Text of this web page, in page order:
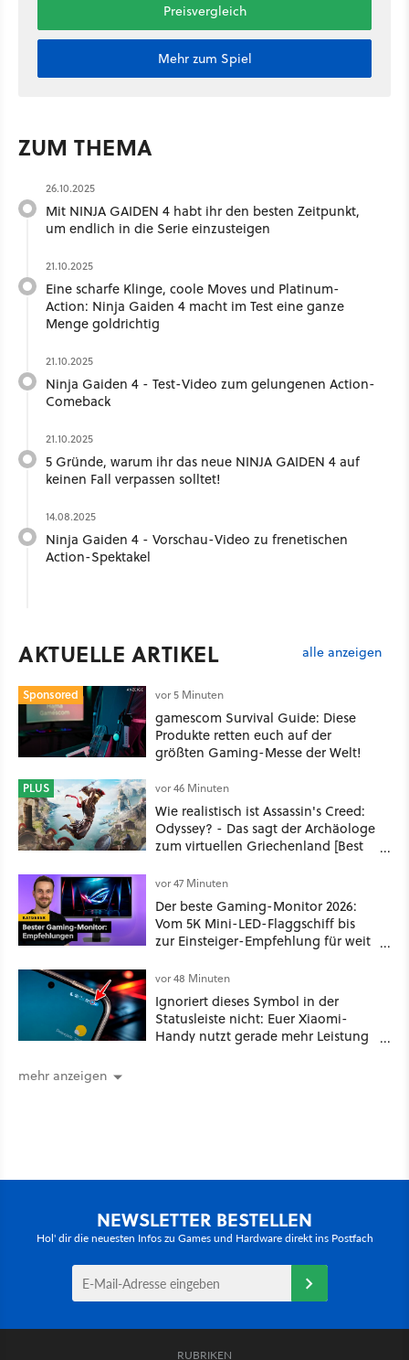
Preisvergleich
Mehr zum Spiel
ZUM THEMA
26.10.2025
Mit NINJA GAIDEN 4 habt ihr den besten Zeitpunkt,
um endlich in die Serie einzusteigen
21.10.2025
Eine scharfe Klinge, coole Moves und Platinum-
Action: Ninja Gaiden 4 macht im Test eine ganze
Menge goldrichtig
21.10.2025
Ninja Gaiden 4 - Test-Video zum gelungenen Action-
Comeback
21.10.2025
5 Gründe, warum ihr das neue NINJA GAIDEN 4 auf
keinen Fall verpassen solltet!
14.08.2025
Ninja Gaiden 4 - Vorschau-Video zu frenetischen
Action-Spektakel
AKTUELLE ARTIKEL alle anzeigen
Sponsored vor 5 Minuten
gamescom Survival Guide: Diese
Produkte retten euch auf der
größten Gaming-Messe der Welt!
PLUS vor 46 Minuten
Wie realistisch ist Assassin's Creed:
Odyssey? - Das sagt der Archäologe
zum virtuellen Griechenland [Best
vor 47 Minuten
Der beste Gaming-Monitor 2026:
Vom 5K Mini-LED-Flaggschiff bis
zur Einsteiger-Empfehlung für weit
vor 48 Minuten
Ignoriert dieses Symbol in der
Statusleiste nicht: Euer Xiaomi-
Handy nutzt gerade mehr Leistung
mehr anzeigen
NEWSLETTER BESTELLEN
Hol' dir die neuesten Infos zu Games und Hardware direkt ins Postfach
RUBRIKEN